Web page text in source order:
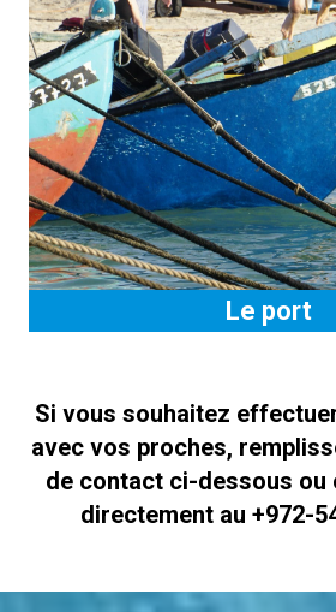
Le port
Si vous souhaitez
avec vos proches,
de contact ci-dessous ou
directement au +972-